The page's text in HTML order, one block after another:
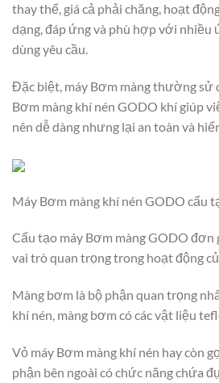
thay thế, giá cả phải chăng, hoạt
dạng, đáp ứng và phù hợp với nhiều
dùng yêu cầu.
Đặc biệt, máy Bơm màng thường sử
Bơm màng khí nén GODO khí giúp
nên dễ dàng nhưng lại an toàn và
Máy Bơm màng khí nén GODO cấu
Cấu tạo máy Bơm màng GODO đơn
vai trò quan trọng trong hoạt động
Màng bơm là bộ phận quan trọng
khí nén, màng bơm có các vật liệu
Vỏ máy Bơm màng khí nén hay còn
phận bên ngoài có chức năng chứa